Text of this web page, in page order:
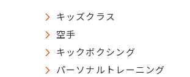
キッズクラス
空手
キックボクシング
パーソナルトレーニング